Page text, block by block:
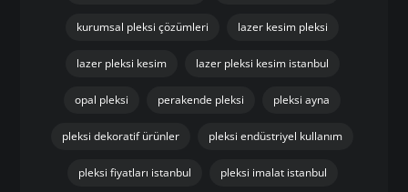
kurumsal pleksi çözümleri lazer kesim pleksi
lazer pleksi kesim lazer pleksi kesim istanbul
opal pleksi perakende pleksi pleksi ayna
pleksi dekoratif ürünler pleksi endüstriyel kullanım
pleksi fiyatları istanbul pleksi imalat istanbul